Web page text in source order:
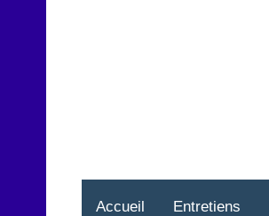
Accueil Entretiens